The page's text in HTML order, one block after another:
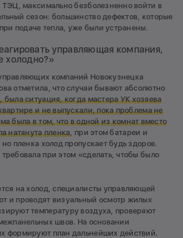
ТЭЦ, максимально безболезненно войти в
сезон: большинство дефектов, которые
подаче тепла, уже были устранены.
управляющая компания,
холодно?»
компаний Новокузнецка
отметила, что случаи бывают абсолютно
была ситуация, когда мастера УК хозяева
и не выпускали, пока проблема не
была в том, что в одной из комнат вместо
натянута пленка, при этом батареи и
пленка холод пропускает будь здоров.
при этом «сделать, чтобы было
на холод, специалисты управляющей
и проводят визуальный осмотр жилых
температуру воздуха, проверяют
швов. На основании
формируют план дальнейших действий.